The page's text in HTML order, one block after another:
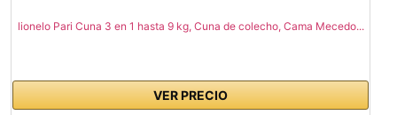
lionelo Pari Cuna 3 en 1 hasta 9 kg, Cuna de colecho, Cama Mecedo...
VER PRECIO